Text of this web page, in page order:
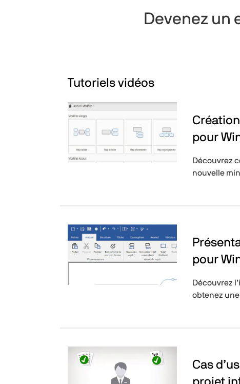
Devenez un
Tutoriels vidéos
pour
Découvrez
nouvelle
pour
Découvrez
obtenez
Cas